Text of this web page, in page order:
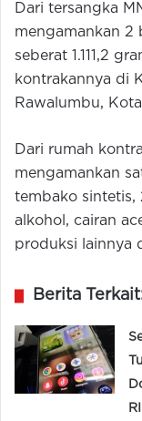
Dari tersangka
mengamankan 2
seberat 1.111,2
kontrakannya di
Rawalumbu,
Dari rumah
mengamankan
tembako sintetis,
alkohol, cairan
produksi lainnya
Berita
RI